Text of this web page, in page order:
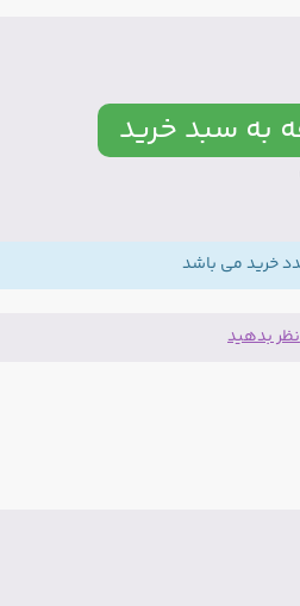
نظر بدهید
به سبد خرید